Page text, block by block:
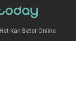
Het Kan Beter Online